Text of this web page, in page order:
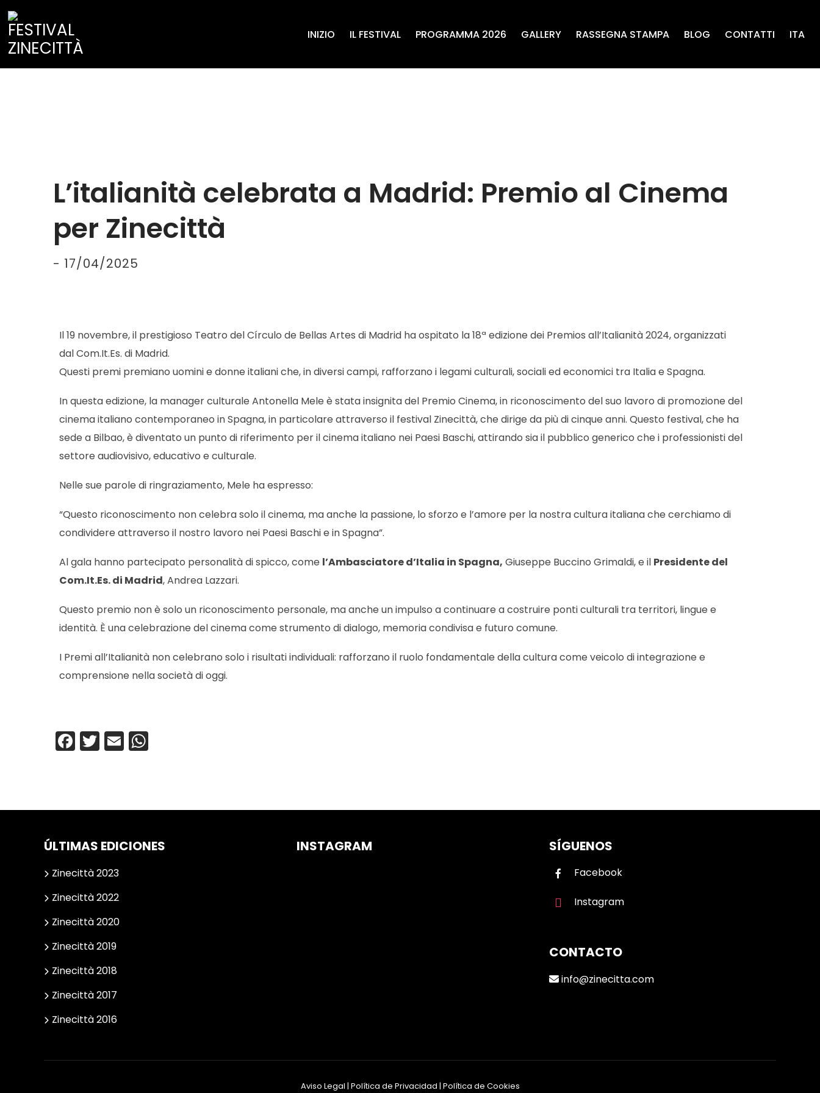
INIZIO IL FESTIVAL PROGRAMMA 2026 GALLERY RASSEGNA STAMPA BLOG CONTATTI ITA
L’italianità celebrata a Madrid: Premio al Cinema
per Zinecittà
- 17/04/2025
Il 19 novembre, il prestigioso Teatro del Círculo de Bellas Artes di Madrid ha ospitato la 18ª edizione dei Premios all’Italianità 2024, organizzati
dal Com.It.Es. di Madrid.
Questi premi premiano uomini e donne italiani che, in diversi campi, rafforzano i legami culturali, sociali ed economici tra Italia e Spagna.
In questa edizione, la manager culturale Antonella Mele è stata insignita del Premio Cinema, in riconoscimento del suo lavoro di promozione del
cinema italiano contemporaneo in Spagna, in particolare attraverso il festival Zinecittà, che dirige da più di cinque anni. Questo festival, che ha
sede a Bilbao, è diventato un punto di riferimento per il cinema italiano nei Paesi Baschi, attirando sia il pubblico generico che i professionisti del
settore audiovisivo, educativo e culturale.
Nelle sue parole di ringraziamento, Mele ha espresso:
“Questo riconoscimento non celebra solo il cinema, ma anche la passione, lo sforzo e l’amore per la nostra cultura italiana che cerchiamo di
condividere attraverso il nostro lavoro nei Paesi Baschi e in Spagna”.
Al gala hanno partecipato personalità di spicco, come l’Ambasciatore d’Italia in Spagna, Giuseppe Buccino Grimaldi, e il Presidente del
Com.It.Es. di Madrid, Andrea Lazzari.
Questo premio non è solo un riconoscimento personale, ma anche un impulso a continuare a costruire ponti culturali tra territori, lingue e
identità. È una celebrazione del cinema come strumento di dialogo, memoria condivisa e futuro comune.
I Premi all’Italianità non celebrano solo i risultati individuali: rafforzano il ruolo fondamentale della cultura come veicolo di integrazione e
comprensione nella società di oggi.
Facebook
Twitter
Email
ÚLTIMAS EDICIONES
Zinecittà 2023
Zinecittà 2022
Zinecittà 2020
Zinecittà 2019
Zinecittà 2018
Zinecittà 2017
Zinecittà 2016
INSTAGRAM SÍGUENOS
Facebook
Instagram
CONTACTO
info@zinecitta.com
Aviso Legal | Política de Privacidad | Política de Cookies